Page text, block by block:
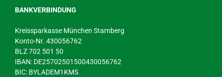
BANKVERBINDUNG
Kreissparkasse München Starnberg
Konto-Nr. 430056762
BLZ 702 501 50
IBAN: DE25702501500430056762
BIC: BYLADEM1KMS